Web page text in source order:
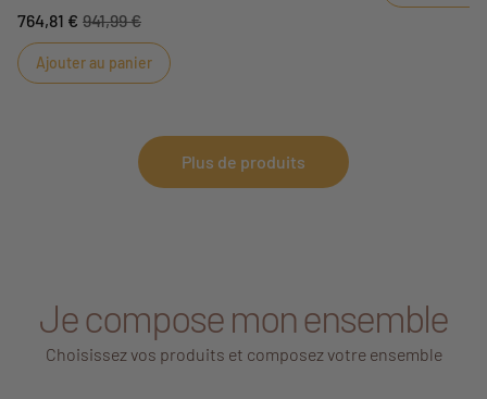
praticité.
Fabriqué en France, cet ensemble inclut un
meuble à langer, une armoirette astucieux et
un l
764,81 € 941,99 €
Ajouter au panier
avec la
Plus de produits
Je compose mon ensemble
Choisissez vos produits et composez votre ensemble